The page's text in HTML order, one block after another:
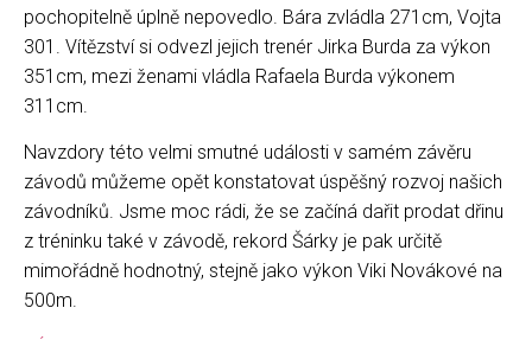
pochopitelně úplně nepovedlo. Bára zvládla 271cm, Vojta
301. Vítězství si odvezl jejich trenér Jirka Burda za výkon
351cm, mezi ženami vládla Rafaela Burda výkonem
311cm.
Navzdory této velmi smutné události v samém závěru
závodů můžeme opět konstatovat úspěšný rozvoj našich
závodníků. Jsme moc rádi, že se začíná dařit prodat dřinu
z tréninku také v závodě, rekord Šárky je pak určitě
mimořádně hodnotný, stejně jako výkon Viki Novákové na
500m.